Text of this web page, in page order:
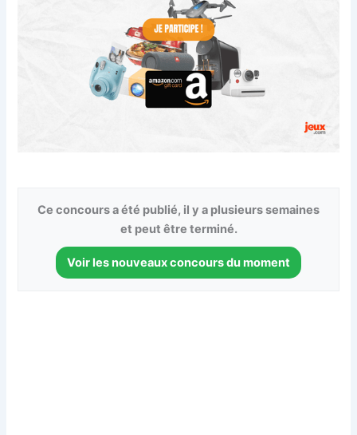
Ce concours a été publié, il y a plusieurs semaines
et peut être terminé.
Voir les nouveaux concours du moment